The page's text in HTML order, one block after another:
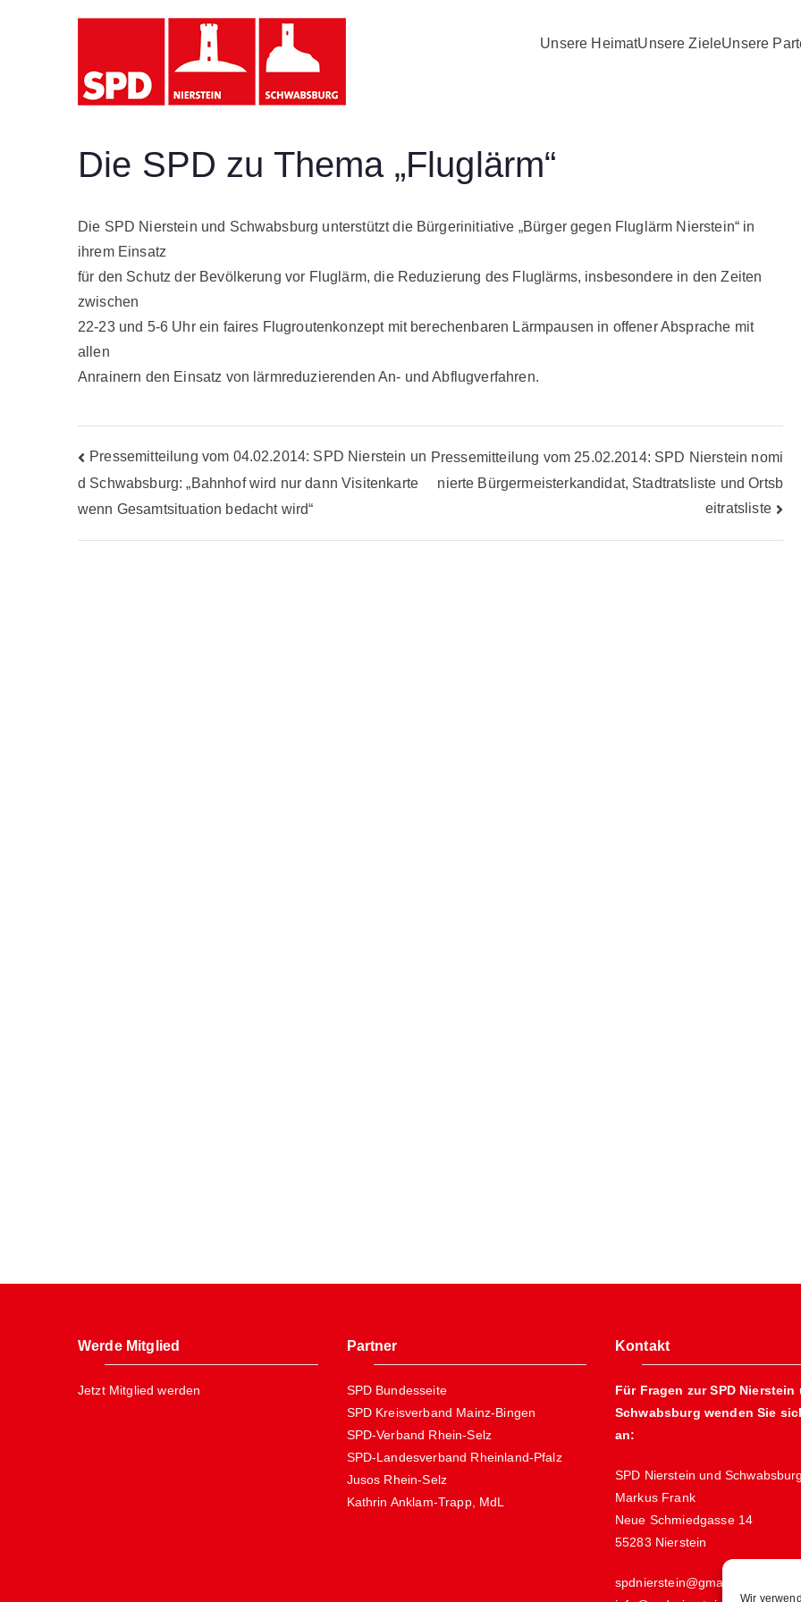
Wir
Unsere HeimatUnsere ZieleUnsere
Die SPD zu Thema „Fluglärm“
Die SPD Nierstein und Schwabsburg unterstützt die Bürgerinitiative „Bürger gegen Fluglärm Nierstein“ in
ihrem Einsatz
für den Schutz der Bevölkerung vor Fluglärm, die Reduzierung des Fluglärms, insbesondere in den Zeiten
zwischen
22-23 und 5-6 Uhr ein faires Flugroutenkonzept mit berechenbaren Lärmpausen in offener Absprache mit
allen
Anrainern den Einsatz von lärmreduzierenden An- und Abflugverfahren.
Beitragsnavigation
Pressemitteilung vom 04.02.2014: SPD Nierstein un
d Schwabsburg: „Bahnhof wird nur dann Visitenkarte
wenn Gesamtsituation bedacht wird“
Pressemitteilung vom 25.02.2014: SPD Nierstein nomi
nierte Bürgermeisterkandidat, Stadtratsliste und Ortsb
eitratsliste
Werde Mitglied
Jetzt Mitglied werden
Partner
SPD Bundesseite
SPD Kreisverband Mainz-Bingen
SPD-Verband Rhein-Selz
SPD-Landesverband Rheinland-Pfalz
Jusos Rhein-Selz
Kathrin Anklam-Trapp, MdL
Kontakt
Für Fragen zur SPD Nierstein
Schwabsburg wenden Sie
an:
SPD Nierstein und Schwabsburg
Markus Frank
Neue Schmiedgasse 14
55283 Nierstein
spdnierstein@gmail.de